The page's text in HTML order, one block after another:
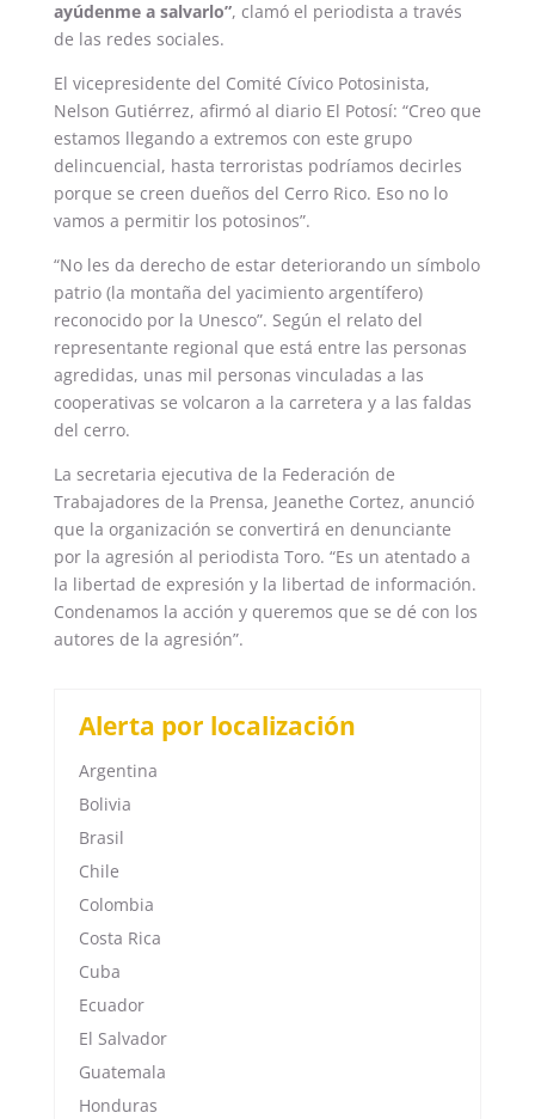
ayúdenme a salvarlo”, clamó el periodista a través
de las redes sociales.
El vicepresidente del Comité Cívico Potosinista,
Nelson Gutiérrez, afirmó al diario El Potosí: “Creo que
estamos llegando a extremos con este grupo
delincuencial, hasta terroristas podríamos decirles
porque se creen dueños del Cerro Rico. Eso no lo
vamos a permitir los potosinos”.
“No les da derecho de estar deteriorando un símbolo
patrio (la montaña del yacimiento argentífero)
reconocido por la Unesco”. Según el relato del
representante regional que está entre las personas
agredidas, unas mil personas vinculadas a las
cooperativas se volcaron a la carretera y a las faldas
del cerro.
La secretaria ejecutiva de la Federación de
Trabajadores de la Prensa, Jeanethe Cortez, anunció
que la organización se convertirá en denunciante
por la agresión al periodista Toro. “Es un atentado a
la libertad de expresión y la libertad de información.
Condenamos la acción y queremos que se dé con los
autores de la agresión”.
Alerta por localización
Argentina
Bolivia
Brasil
Chile
Colombia
Costa Rica
Cuba
Ecuador
El Salvador
Guatemala
Honduras